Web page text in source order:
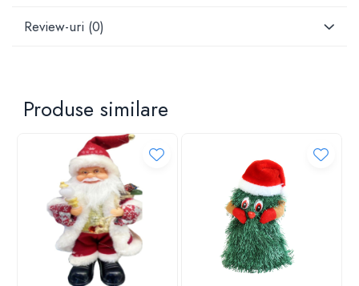
Descriere produs:
Acest felinar LED este perfect pentru a crea o atmosfera
Review-uri (0)
Produse similare